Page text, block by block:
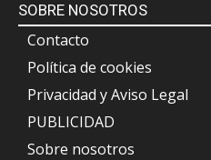
SOBRE NOSOTROS
Contacto
Política de cookies
Privacidad y Aviso Legal
PUBLICIDAD
Sobre nosotros